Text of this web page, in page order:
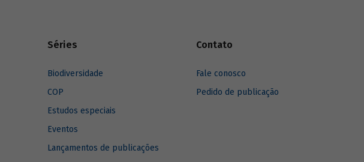
Séries
Biodiversidade
COP
Estudos especiais
Eventos
Lançamentos de publicações
Contato
Fale conosco
Pedido de publicação